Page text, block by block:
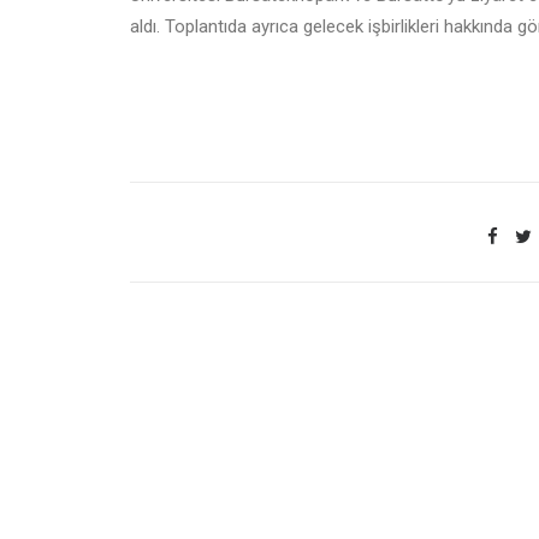
aldı. Toplantıda ayrıca gelecek işbirlikleri hakkında